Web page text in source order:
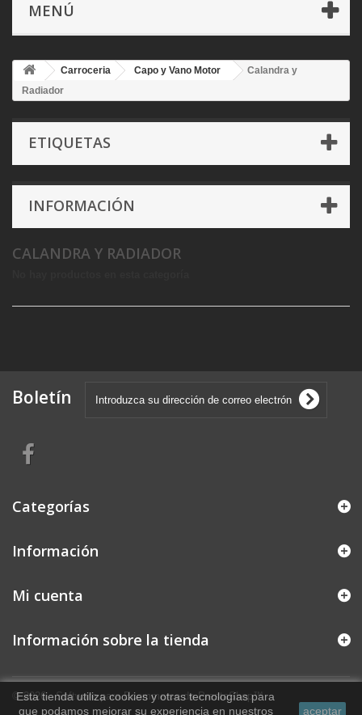
MENÚ
Carroceria Capo y Vano Motor
Calandra y
Radiador
ETIQUETAS
INFORMACIÓN
CALANDRA Y RADIADOR
Boletín
Categorías
Información
© 2026 - Software para Ecommerce de PrestaShop™
Mi cuenta
Información sobre la tienda
Esta tienda utiliza cookies y otras tecnologías para
que podamos mejorar su experiencia en nuestros
aceptar